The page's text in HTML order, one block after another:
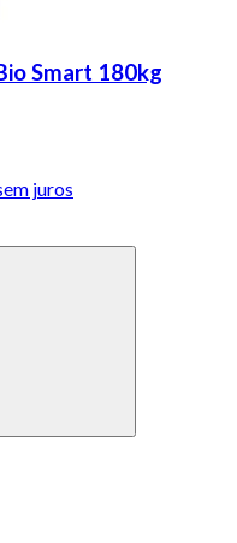
Smart 180kg
juros